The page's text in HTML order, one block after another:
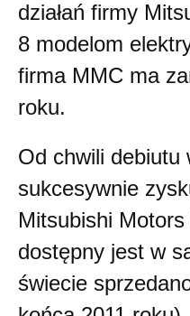
działań firmy
8 modelom
firma MMC ma
roku.
Od chwili debiutu
sukcesywnie
Mitsubishi
dostępny jest w
świecie